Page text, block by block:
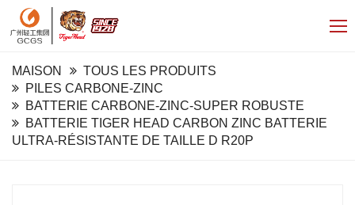
MAISON
TOUS LES PRODUITS
PILES CARBONE-ZINC
BATTERIE CARBONE-ZINC-SUPER ROBUSTE
BATTERIE TIGER HEAD CARBON ZINC BATTERIE
ULTRA-RÉSISTANTE DE TAILLE D R20P